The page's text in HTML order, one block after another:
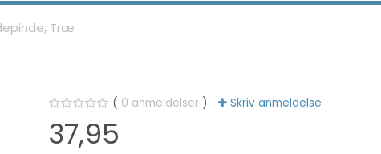
Træ
0 anmeldelser Skriv anmeldelse
37,95